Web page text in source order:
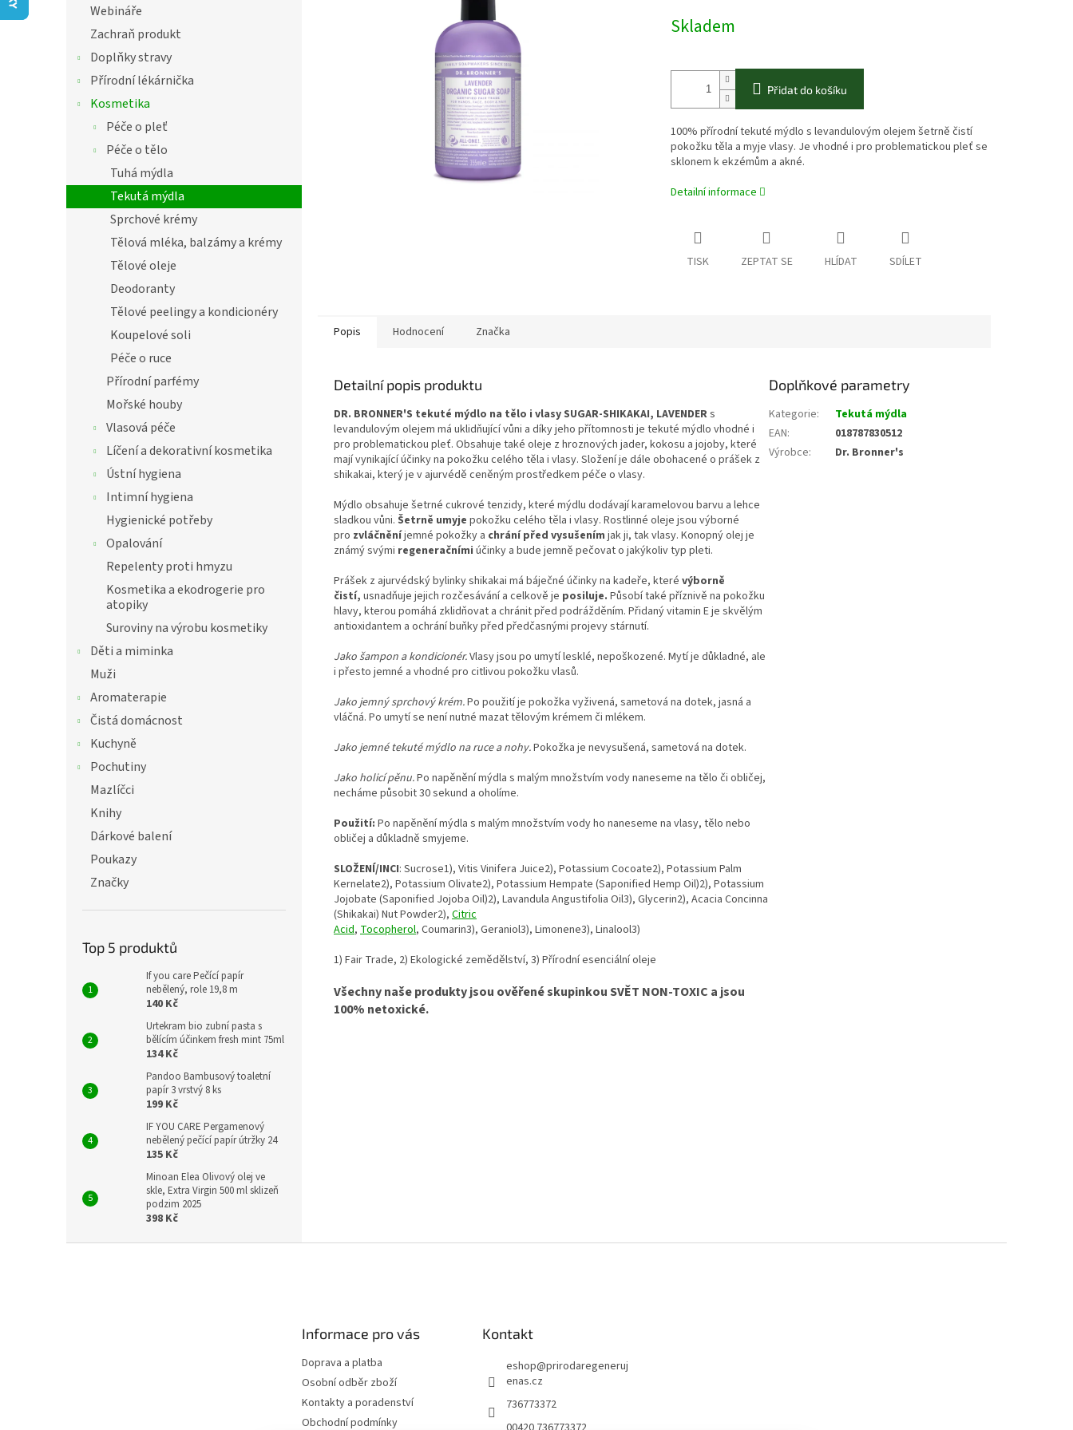
Webináře
Zachraň produkt
Doplňky stravy
Přírodní lékárnička
Kosmetika
Péče o pleť
Péče o tělo
Tuhá mýdla
Tekutá mýdla
Sprchové krémy
Tělová mléka, balzámy a krémy
Tělové oleje
Deodoranty
Tělové peelingy a kondicionéry
Koupelové soli
Péče o ruce
Přírodní parfémy
Mořské houby
Vlasová péče
Líčení a dekorativní kosmetika
Ústní hygiena
Intimní hygiena
Hygienické potřeby
Opalování
Repelenty proti hmyzu
Kosmetika a ekodrogerie pro
atopiky
Suroviny na výrobu kosmetiky
Děti a miminka
Muži
Aromaterapie
Čistá domácnost
Kuchyně
Pochutiny
Mazlíčci
Knihy
Dárkové balení
Poukazy
Značky
Top 5 produktů
If you care Pečící papír
nebělený, role 19,8 m
140 Kč
Urtekram bio zubní pasta s
bělícím účinkem fresh mint 75ml
134 Kč
Pandoo Bambusový toaletní
papír 3 vrstvý 8 ks
199 Kč
IF YOU CARE Pergamenový
nebělený pečící papír útržky 24
135 Kč
Minoan Elea Olivový olej ve
skle, Extra Virgin 500 ml sklizeň
podzim 2025
398 Kč
Skladem
Přidat do košíku
100% přírodní tekuté mýdlo s levandulovým olejem šetrně čistí
pokožku těla a myje vlasy. Je vhodné i pro problematickou pleť se
sklonem k ekzémům a akné.
Detailní informace
TISK ZEPTAT SE HLÍDAT SDÍLET
Popis Hodnocení Značka
Detailní popis produktu
DR. BRONNER'S tekuté mýdlo na tělo i vlasy SUGAR-SHIKAKAI, LAVENDERs
levandulovým olejem má uklidňující vůni a díky jeho přítomnosti je tekuté mýdlo vhodné i
pro problematickou pleť. Obsahuje také oleje z hroznových jader, kokosu a jojoby, které
mají vynikající účinky na pokožku celého těla i vlasy. Složení je dále obohacené o prášek z
shikakai, který je v ajurvédě ceněným prostředkem péče o vlasy.
Mýdlo obsahuje šetrné cukrové tenzidy, které mýdlu dodávají karamelovou barvu a lehce
sladkou vůni. Šetrně umyje pokožku celého těla i vlasy. Rostlinné oleje jsou výborné
pro zvláčněníjemné pokožky a chrání před vysušením jak ji, tak vlasy. Konopný olej je
známý svými regeneračními účinky a bude jemně pečovat o jakýkoliv typ pleti.
Prášek z ajurvédský bylinky shikakai má báječné účinky na kadeře, které výborně
čistí, usnadňuje jejich rozčesávání a celkově je posiluje. Působí také příznivě na pokožku
hlavy, kterou pomáhá zklidňovat a chránit před podrážděním. Přidaný vitamin E je skvělým
antioxidantem a ochrání buňky před předčasnými projevy stárnutí.
Jako šampon a kondicionér.Vlasy jsou po umytí lesklé, nepoškozené. Mytí je důkladné, ale
i přesto jemné a vhodné pro citlivou pokožku vlasů.
Jako jemný sprchový krém.Po použití je pokožka vyživená, sametová na dotek, jasná a
vláčná. Po umytí se není nutné mazat tělovým krémem či mlékem.
Jako jemné tekuté mýdlo na ruce a nohy.Pokožka je nevysušená, sametová na dotek.
Jako holicí pěnu.Po napěnění mýdla s malým množstvím vody naneseme na tělo či obličej,
necháme působit 30 sekund a oholíme.
Použití: Po napěnění mýdla s malým množstvím vody ho naneseme na vlasy, tělo nebo
obličej a důkladně smyjeme.
SLOŽENÍ/INCI: Sucrose1), Vitis Vinifera Juice2), Potassium Cocoate2), Potassium Palm
Kernelate2), Potassium Olivate2), Potassium Hempate (Saponified Hemp Oil)2), Potassium
Jojobate (Saponified Jojoba Oil)2), Lavandula Angustifolia Oil3), Glycerin2), Acacia Concinna
(Shikakai) Nut Powder2), Citric
Acid, Tocopherol, Coumarin3), Geraniol3), Limonene3), Linalool3)
1) Fair Trade, 2) Ekologické zemědělství, 3) Přírodní esenciální oleje
Všechny naše produkty jsou ověřené skupinkou SVĚT NON-TOXIC a jsou
100% netoxické.
Doplňkové parametry
Kategorie:
Tekutá mýdla
EAN:
018787830512
Výrobce: Dr. Bronner's
Informace pro vás
Doprava a platba
Osobní odběr zboží
Kontakty a poradenství
Obchodní podmínky
Kontakt
eshop@prirodaregeneruj
enas.cz
736773372